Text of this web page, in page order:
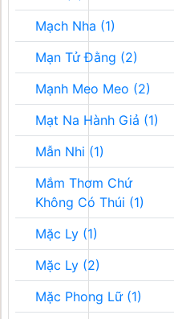
Mạch Nha (1)
Mạn Tử Đằng (2)
Mạnh Meo Meo (2)
Mạt Na Hành Giả (1)
Mẫn Nhi (1)
Mắm Thơm Chứ
Không Có Thúi (1)
Mặc Ly (1)
Mặc Ly (2)
Mặc Phong Lữ (1)